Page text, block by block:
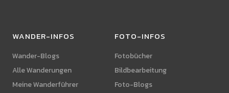
WANDER-INFOS
Wander-Blogs
Alle Wanderungen
Meine Wanderführer
FOTO-INFOS
Fotobücher
Bildbearbeitung
Foto-Blogs